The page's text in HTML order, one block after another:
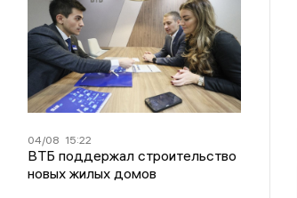
04/08 15:22
ВТБ поддержал строительство
новых жилых домов